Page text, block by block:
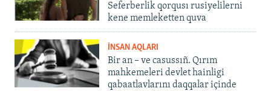
Seferberlik qorqusı rusiyelilerni
kene memleketten quva
İNSAN AQLARI
Bir an – ve casussıñ. Qırım
mahkemeleri devlet hainligi
qabaatlavlarını daqqalar içinde